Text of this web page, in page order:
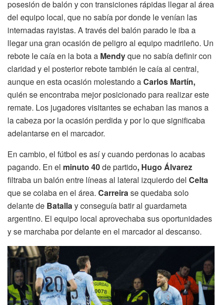
posesión de balón y con transiciones rápidas llegar al área
del equipo local, que no sabía por donde le venían las
internadas rayistas. A través del balón parado le iba a
llegar una gran ocasión de peligro al equipo madrileño. Un
rebote le caía en la bota a Mendyque no sabía definir con
claridad y el posterior rebote también le caía al central,
aunque en esta ocasión molestando aCarlos Martín,
quién se encontraba mejor posicionado para realizar este
remate. Los jugadores visitantes se echaban las manos a
la cabeza por la ocasión perdida y por lo que significaba
adelantarse en el marcador.
En cambio, el fútbol es así y cuando perdonas lo acabas
pagando. En el minuto 40de partido, Hugo Álvarez
filtraba un balón entre líneas al lateral izquierdo del Celta
que se colaba en el área. Carreira se quedaba solo
delante de Batalla y conseguía batir al guardameta
argentino. El equipo local aprovechaba sus oportunidades
y se marchaba por delante en el marcador al descanso.